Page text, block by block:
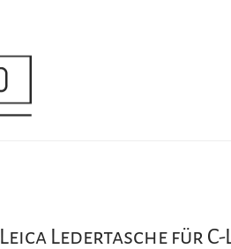
Leica Ledertasche für C-